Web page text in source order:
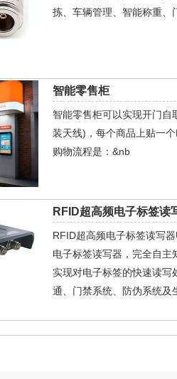
拣、车辆管理、智能称重、
智能零售柜
智能零售柜可以实现开门
装天线)，每个商品上贴一
购物流程是：&nb
RFID超高频电子标签读
RFID超高频电子标签读写
电子标签读写器，完全自
实现对电子标签的快速读
通、门禁系统、防伪系统及